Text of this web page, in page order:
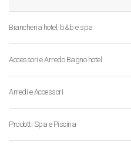
Biancheria hotel, b&b e spa
Accessori e Arredo Bagno hotel
Arredi e Accessori
Prodotti Spa e Piscina